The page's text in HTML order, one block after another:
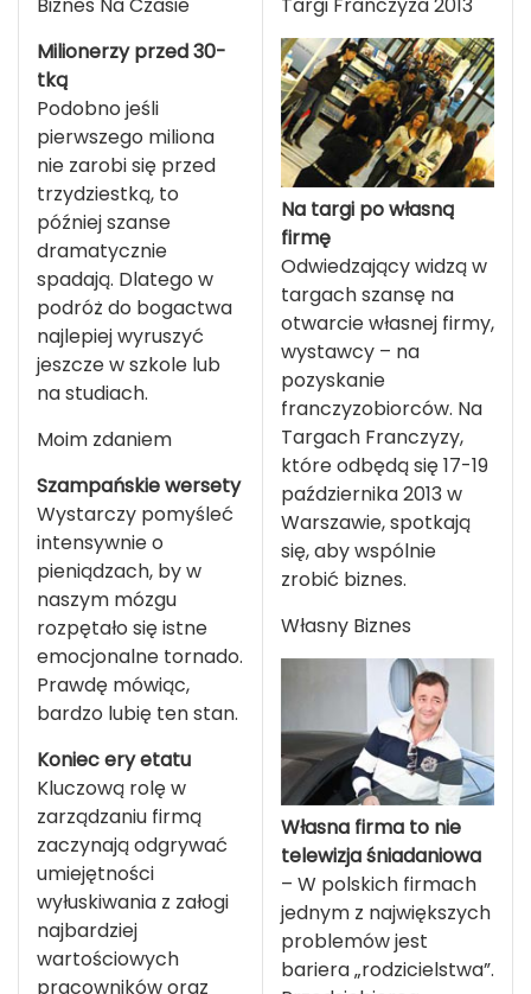
Milionerzy przed 30-
tką
Podobno jeśli
pierwszego miliona
nie zarobi się przed
trzydziestką, to
później szanse
dramatycznie
spadają. Dlatego w
podróż do bogactwa
najlepiej wyruszyć
jeszcze w szkole lub
na studiach.
Moim zdaniem
Szampańskie wersety
Wystarczy pomyśleć
intensywnie o
pieniądzach, by w
naszym mózgu
rozpętało się istne
emocjonalne tornado.
Prawdę mówiąc,
bardzo lubię ten stan.
Koniec ery etatu
Kluczową rolę w
zarządzaniu firmą
zaczynają odgrywać
umiejętności
wyłuskiwania z załogi
najbardziej
wartościowych
pracowników oraz
Na targi po własną
firmę
Odwiedzający widzą w
targach szansę na
otwarcie własnej firmy,
wystawcy – na
pozyskanie
franczyzobiorców. Na
Targach Franczyzy,
które odbędą się 17-19
października 2013 w
Warszawie, spotkają
się, aby wspólnie
zrobić biznes.
Własny Biznes
Własna firma to nie
telewizja śniadaniowa
– W polskich firmach
jednym z największych
problemów jest
bariera „rodzicielstwa”.